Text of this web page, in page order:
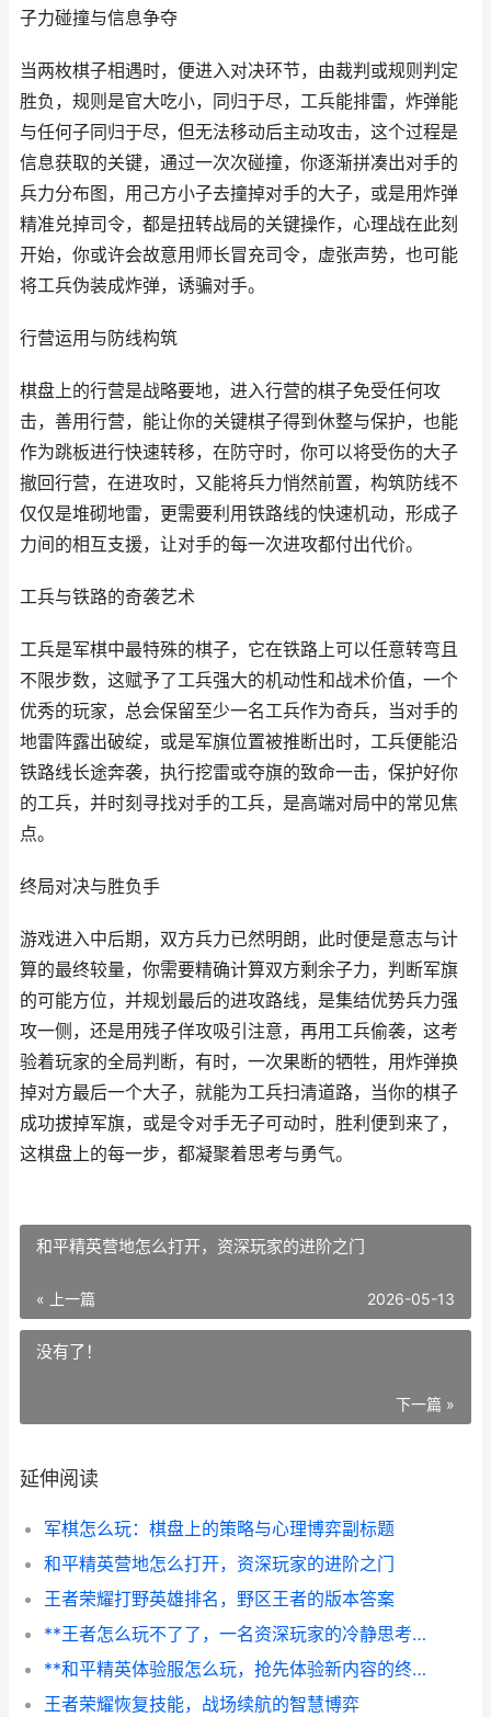
子力碰撞与信息争夺
当两枚棋子相遇时，便进入对决环节，由裁判或规则判定
胜负，规则是官大吃小，同归于尽，工兵能排雷，炸弹能
与任何子同归于尽，但无法移动后主动攻击，这个过程是
信息获取的关键，通过一次次碰撞，你逐渐拼凑出对手的
兵力分布图，用己方小子去撞掉对手的大子，或是用炸弹
精准兑掉司令，都是扭转战局的关键操作，心理战在此刻
开始，你或许会故意用师长冒充司令，虚张声势，也可能
将工兵伪装成炸弹，诱骗对手。
行营运用与防线构筑
棋盘上的行营是战略要地，进入行营的棋子免受任何攻
击，善用行营，能让你的关键棋子得到休整与保护，也能
作为跳板进行快速转移，在防守时，你可以将受伤的大子
撤回行营，在进攻时，又能将兵力悄然前置，构筑防线不
仅仅是堆砌地雷，更需要利用铁路线的快速机动，形成子
力间的相互支援，让对手的每一次进攻都付出代价。
工兵与铁路的奇袭艺术
工兵是军棋中最特殊的棋子，它在铁路上可以任意转弯且
不限步数，这赋予了工兵强大的机动性和战术价值，一个
优秀的玩家，总会保留至少一名工兵作为奇兵，当对手的
地雷阵露出破绽，或是军旗位置被推断出时，工兵便能沿
铁路线长途奔袭，执行挖雷或夺旗的致命一击，保护好你
的工兵，并时刻寻找对手的工兵，是高端对局中的常见焦
点。
终局对决与胜负手
游戏进入中后期，双方兵力已然明朗，此时便是意志与计
算的最终较量，你需要精确计算双方剩余子力，判断军旗
的可能方位，并规划最后的进攻路线，是集结优势兵力强
攻一侧，还是用残子佯攻吸引注意，再用工兵偷袭，这考
验着玩家的全局判断，有时，一次果断的牺牲，用炸弹换
掉对方最后一个大子，就能为工兵扫清道路，当你的棋子
成功拔掉军旗，或是令对手无子可动时，胜利便到来了，
这棋盘上的每一步，都凝聚着思考与勇气。
和平精英营地怎么打开，资深玩家的进阶之门
« 上一篇 2026-05-13
没有了！
下一篇 »
延伸阅读
军棋怎么玩：棋盘上的策略与心理博弈副标题
和平精英营地怎么打开，资深玩家的进阶之门
王者荣耀打野英雄排名，野区王者的版本答案
**王者怎么玩不了了，一名资深玩家的冷静思考与应对**
**和平精英体验服怎么玩，抢先体验新内容的终极指南**
王者荣耀恢复技能，战场续航的智慧博弈